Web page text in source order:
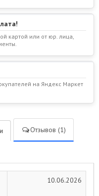
картой или от юр. лица,
на Яндекс Маркет
Отзывов (1)
10.06.2026